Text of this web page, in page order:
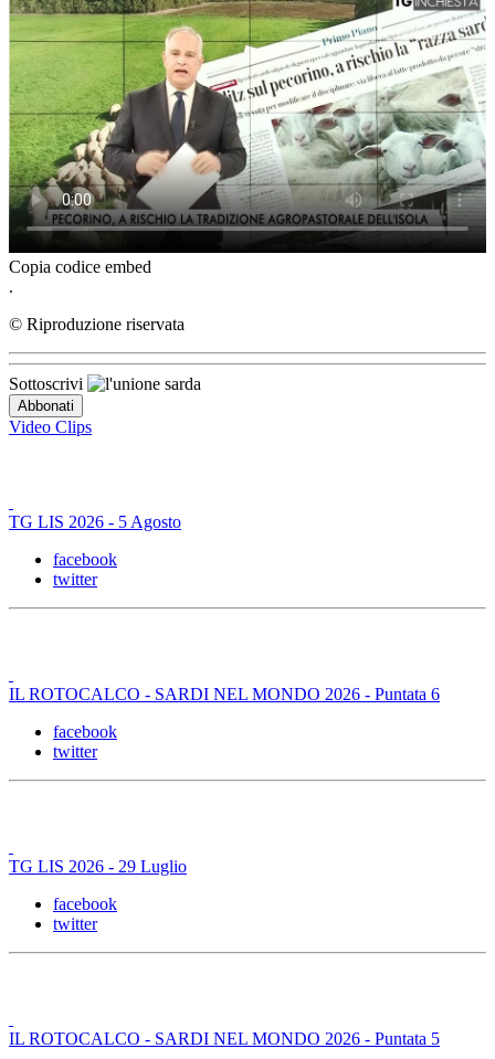
Copia codice embed
.
© Riproduzione riservata
Sottoscrivi
Video Clips
TG LIS 2026 - 5 Agosto
facebook
twitter
IL ROTOCALCO - SARDI NEL MONDO 2026 - Puntata 6
facebook
twitter
TG LIS 2026 - 29 Luglio
facebook
twitter
IL ROTOCALCO - SARDI NEL MONDO 2026 - Puntata 5